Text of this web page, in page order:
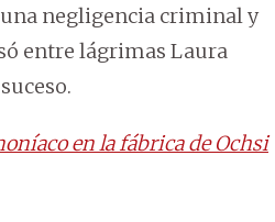
negligencia criminal y
entre lágrimas Laura
en la fábrica de Ochsi